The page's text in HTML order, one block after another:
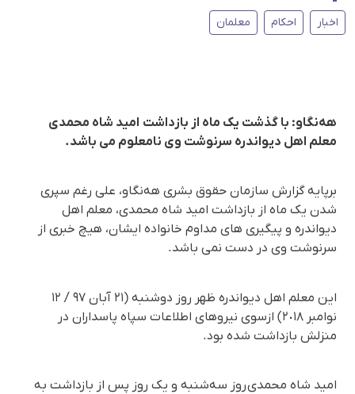
اخبار احکام معلمان
هەنگاو: با گذشت یک ماه از بازداشت امید شاه محمدی
معلم اهل دیواندرە سرنوشت وی نامعلوم می باشد.
برپایە گزارش سازمان حقوق بشری هەنگاو، علی رغم سپری
شدن یک ماه از بازداشت امید شاه محمدی، معلم اهل
دیواندرە و پیگیری های مداوم خانوادە ایشان، هیچ خبری از
سرنوشت وی در دست نمی باشد.
این معلم اهل دیواندرە ظهر روز دوشنبە (٢١ آبان ٩٧ / ١٢
نوامبر ٢٠١٨) ازسوی نیروهای اطلاعات سپاه پاسداران در
منزلش بازداشت شدە بود.
امید شاه محمدی روز سەشنبە و یک روز پس از بازداشت بە